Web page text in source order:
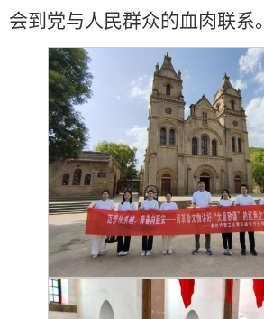
会到党与人民群众的血肉联系。